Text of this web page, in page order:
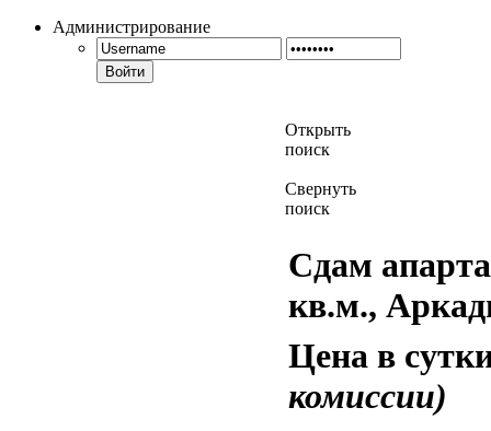
Администрирование
Войти
Открыть
поиск
Свернуть
поиск
Сдам
кв.м.,
Цена в
комиссии)